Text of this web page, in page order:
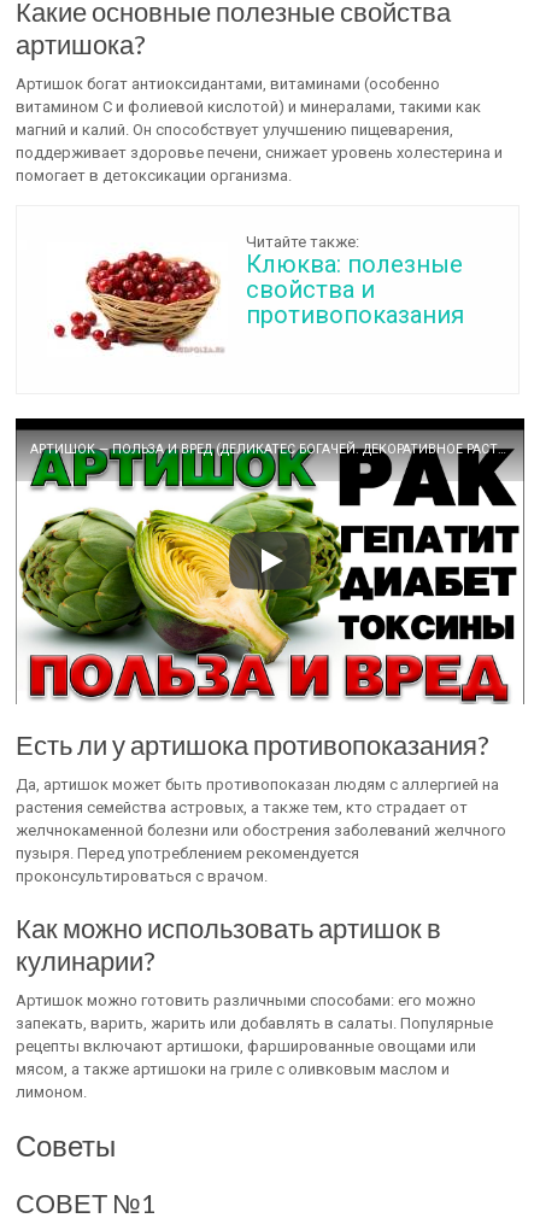
Какие основные полезные свойства
артишока?
Артишок богат антиоксидантами, витаминами (особенно
витамином C и фолиевой кислотой) и минералами, такими как
магний и калий. Он способствует улучшению пищеварения,
поддерживает здоровье печени, снижает уровень холестерина и
помогает в детоксикации организма.
Читайте также:
Клюква: полезные
свойства и
противопоказания
АРТИШОК — ПОЛЬЗА И ВРЕД (ДЕЛИКАТЕС БОГАЧЕЙ. ДЕКОРАТИВНОЕ РАСТЕНИЕ РОССИЯН)
Есть ли у артишока противопоказания?
Да, артишок может быть противопоказан людям с аллергией на
растения семейства астровых, а также тем, кто страдает от
желчнокаменной болезни или обострения заболеваний желчного
пузыря. Перед употреблением рекомендуется
проконсультироваться с врачом.
Как можно использовать артишок в
кулинарии?
Артишок можно готовить различными способами: его можно
запекать, варить, жарить или добавлять в салаты. Популярные
рецепты включают артишоки, фаршированные овощами или
мясом, а также артишоки на гриле с оливковым маслом и
лимоном.
Советы
СОВЕТ №1